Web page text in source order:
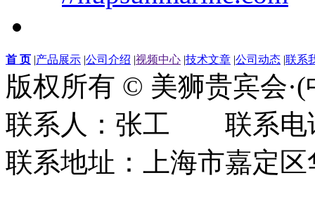
首 页 |产品展示 |公司介绍 |视频中心 |技术文章 |公司动态 |联系
版权所有 © 美狮贵宾会
联系人：张工 联系电
联系地址：上海市嘉定